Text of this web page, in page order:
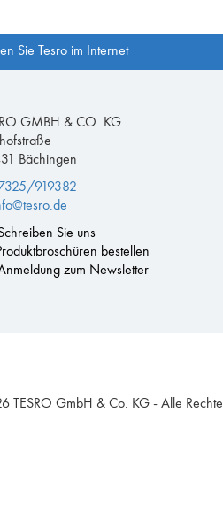
Sie Tesro im Internet
GMBH & CO. KG
Bächingen
919382
Sie uns
bestellen
zum Newsletter
TESRO GmbH & Co. KG - Alle